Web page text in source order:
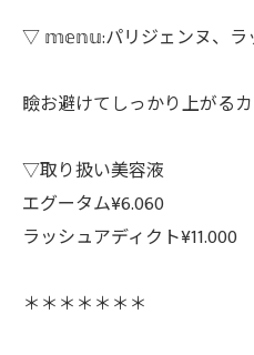
▽ 𝕞𝕖𝕟𝕦:パリジェンヌ、ラ
瞼お避けてしっかり上がる
▽取り扱い美容液
エグータム¥6.060
ラッシュアディクト¥11.000
＊＊＊＊＊＊＊